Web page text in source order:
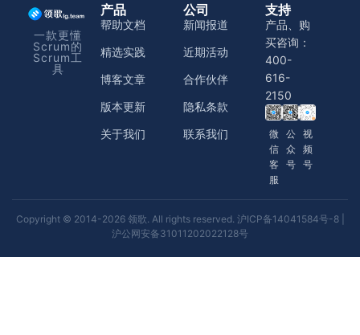
一款更懂
Scrum的
Scrum工
具
产品
帮助文档
精选实践
博客文章
版本更新
关于我们
公司
新闻报道
近期活动
合作伙伴
隐私条款
联系我们
支持
产品、购
买咨询：
400-
616-
2150
微
信
客
服
公
众
号
视
频
号
Copyright © 2014-2026 领歌. All rights reserved. 沪ICP备14041584号-8|
沪公网安备31011202022128号